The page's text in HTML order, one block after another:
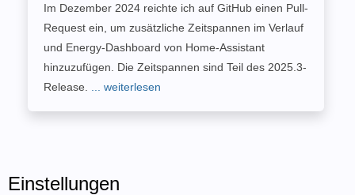
Im Dezember 2024 reichte ich auf GitHub einen Pull-
Request ein, um zusätzliche Zeitspannen im Verlauf
und Energy-Dashboard von Home-Assistant
hinzuzufügen. Die Zeitspannen sind Teil des 2025.3-
Release.
... weiterlesen
Einstellungen